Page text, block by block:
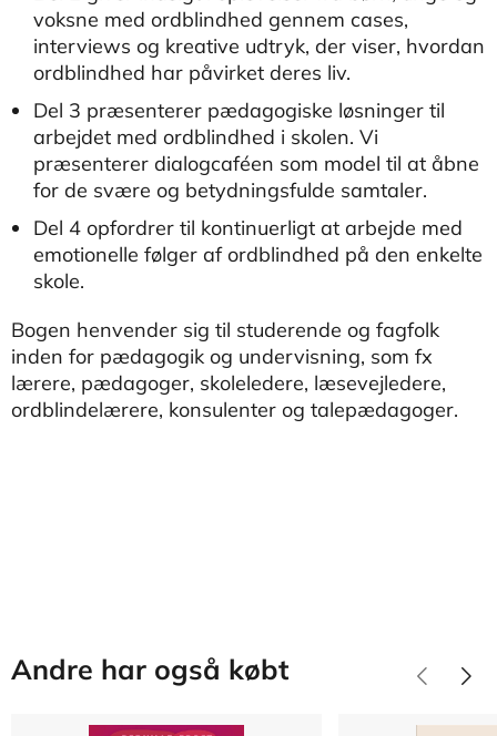
voksne med ordblindhed gennem cases,
interviews og kreative udtryk, der viser, hvordan
ordblindhed har påvirket deres liv.
Del 3 præsenterer pædagogiske løsninger til
arbejdet med ordblindhed i skolen. Vi
præsenterer dialogcaféen som model til at åbne
for de svære og betydningsfulde samtaler.
Del 4 opfordrer til kontinuerligt at arbejde med
emotionelle følger af ordblindhed på den enkelte
skole.
Bogen henvender sig til studerende og fagfolk
inden for pædagogik og undervisning, som fx
lærere, pædagoger, skoleledere, læsevejledere,
ordblindelærere, konsulenter og talepædagoger.
Andre har også købt